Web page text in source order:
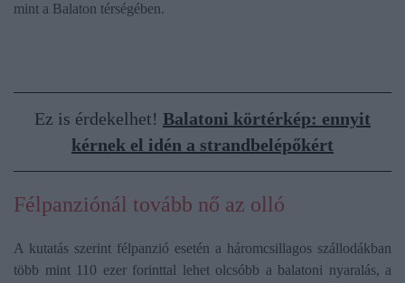
mint a Balaton térségében.
Ez is érdekelhet! Balatoni körtérkép: ennyit
kérnek el idén a strandbelépőkért
Félpanziónál tovább nő az olló
A kutatás szerint félpanzió esetén a háromcsillagos szállodákban
több mint 110 ezer forinttal lehet olcsóbb a balatoni nyaralás, a